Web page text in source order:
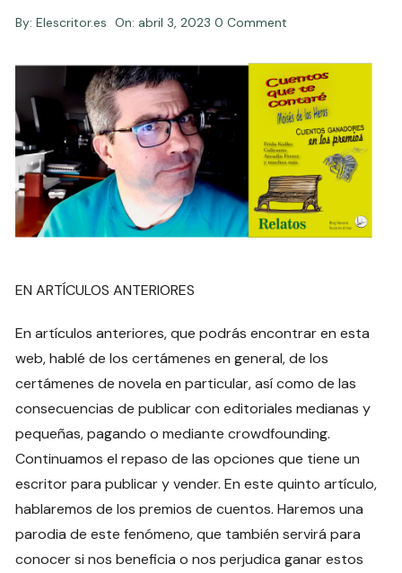
By: Elescritor.es On: abril 3, 2023 0 Comment
EN ARTÍCULOS ANTERIORES
En artículos anteriores, que podrás encontrar en esta
web, hablé de los certámenes en general, de los
certámenes de novela en particular, así como de las
consecuencias de publicar con editoriales medianas y
pequeñas, pagando o mediante crowdfounding.
Continuamos el repaso de las opciones que tiene un
escritor para publicar y vender. En este quinto artículo,
hablaremos de los premios de cuentos. Haremos una
parodia de este fenómeno, que también servirá para
conocer si nos beneficia o nos perjudica ganar estos